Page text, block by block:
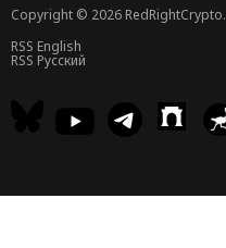
Copyright © 2026 RedRightCrypto.
RSS English
RSS Русский